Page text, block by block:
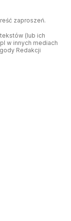
zaproszeń.
(lub ich
w innych mediach
Redakcji